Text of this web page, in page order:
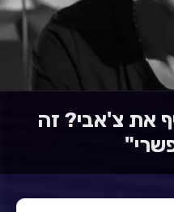
את צ'אבי? זה